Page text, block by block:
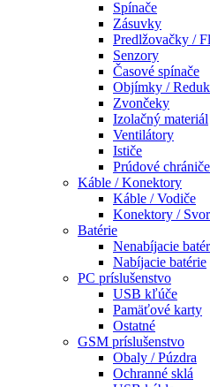
Spínače
Zásuvky
Predlžovačky /
Senzory
Časové spínače
Objímky /
Zvončeky
Izolačný materiál
Ventilátory
Ističe
Prúdové chrániče
Káble / Konektory
Káble / Vodiče
Konektory /
Batérie
Nenabíjacie
Nabíjacie batérie
PC príslušenstvo
USB kľúče
Pamäťové karty
Ostatné
GSM príslušenstvo
Obaly / Púzdra
Ochranné sklá